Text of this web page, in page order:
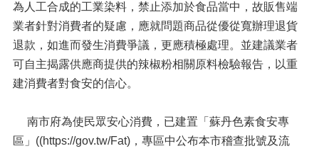
為人工合成的工業染料，禁止添加於食品當中，故販售端
業者針對消費者的疑慮，應就問題商品從優從寬辦理退貨
退款，如進而發生消費爭議，更應積極處理。並建議業者
可自主揭露供應商提供的辣椒粉相關原料檢驗報告，以重
建消費者對食安的信心。
南市府為使民眾安心消費，已建置「蘇丹色素食安專
區」((https://gov.tw/Fat)，專區中公布本市稽查批號及流